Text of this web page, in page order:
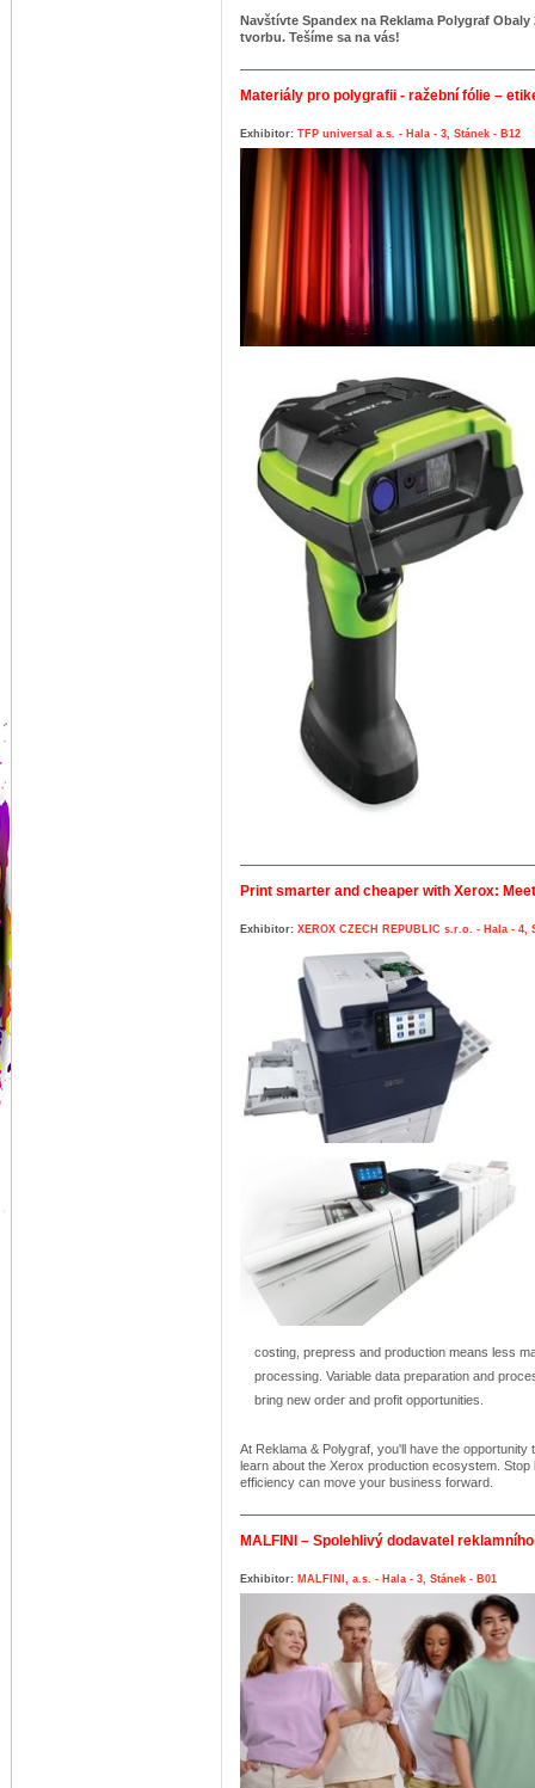
Navštívte Spandex na Reklama Polygraf
tvorbu. Tešíme sa na vás!
Materiály pro polygrafii - ražební fólie –
Exhibitor: TFP universal a.s. - Hala - 3, Stánek - B12
Print smarter and cheaper with Xerox:
Exhibitor: XEROX CZECH REPUBLIC s.r.o. - Hala - 4,
costing, prepress and production means less
processing. Variable data preparation and
bring new order and profit opportunities.
At Reklama & Polygraf, you'll have the
learn about the Xerox production ecosystem.
efficiency can move your business forward.
MALFINI – Spolehlivý dodavatel
Exhibitor: MALFINI, a.s. - Hala - 3, Stánek - B01